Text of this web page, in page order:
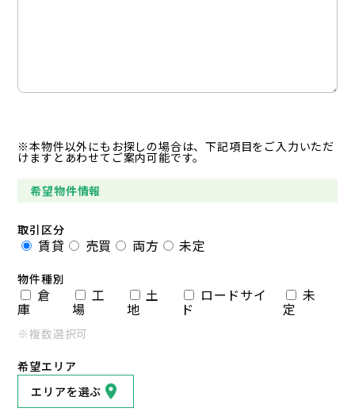
※本物件以外にもお探しの場合は、下記項目をご入力いただ
けますとあわせてご案内可能です。
希望物件情報
取引区分
賃貸 売買 両方 未定
物件種別
倉
庫
工
場
土
地
ロードサイ
ド
未
定
※複数選択可
希望エリア
エリアを選ぶ